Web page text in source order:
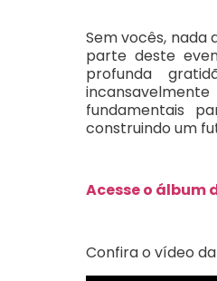
Sem vocês, nada
parte deste
profunda
fundamentais
construindo um
Acesse o álbum
Confira o vídeo